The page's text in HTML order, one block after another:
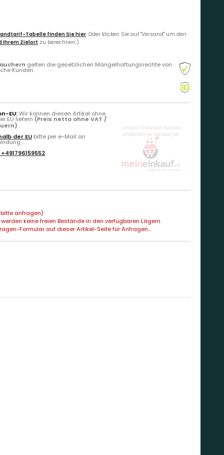
Tabelle finden Sie hier. Oder klicken Sie auf "Versand" um den
Ihrem Zielort zu berechnen.)
gelten die gesetzlichen Mängelhaftungsrechte von
Kunden.
EU:Wir können diesen Artikel ohne
EU liefern (Preis netto ohne VAT /
.
der EU bitte per e-Mail an
...
+491796159552
anfragen)
keine freien Bestände in den verfügbaren Lägern
Formular auf dieser Artikel-Seite für Anfragen...